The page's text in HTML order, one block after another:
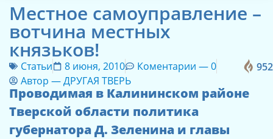
Местное самоуправление –
вотчина местных
князьков!
Статьи 8 июня, 2010 Коментарии —0
Автор —ДРУГАЯ ТВЕРЬ
952
Проводимая в Калининском районе
Тверской области политика
губернатора Д. Зеленина и главы